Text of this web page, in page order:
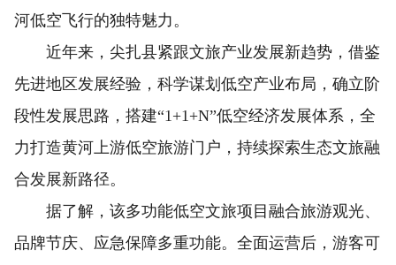
河低空飞行的独特魅力。
近年来，尖扎县紧跟文旅产业发展新趋势，借鉴
先进地区发展经验，科学谋划低空产业布局，确立阶
段性发展思路，搭建“1+1+N”低空经济发展体系，全
力打造黄河上游低空旅游门户，持续探索生态文旅融
合发展新路径。
据了解，该多功能低空文旅项目融合旅游观光、
品牌节庆、应急保障多重功能。全面运营后，游客可